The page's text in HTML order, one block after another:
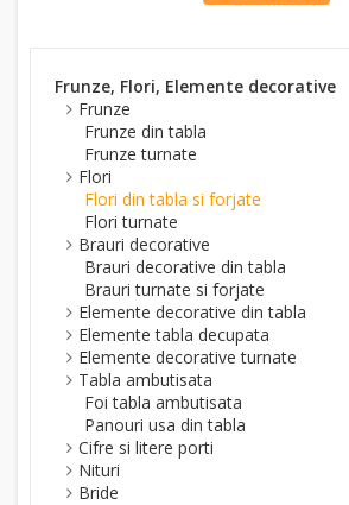
Frunze, Flori, Elemente decorative
Frunze
Frunze din tabla
Frunze turnate
Flori
Flori din tabla si forjate
Flori turnate
Brauri decorative
Brauri decorative din tabla
Brauri turnate si forjate
Elemente decorative din tabla
Elemente tabla decupata
Elemente decorative turnate
Tabla ambutisata
Foi tabla ambutisata
Panouri usa din tabla
Cifre si litere porti
Nituri
Bride